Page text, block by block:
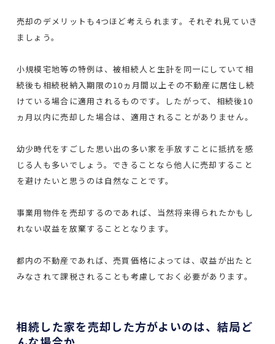
売却のデメリットも4つほど考えられます。それぞれ見ていき
ましょう。
小規模宅地等の特例は、被相続人と生計を同一にしていて相
続後も相続税納入期限の10ヵ月間以上その不動産に居住し続
けている場合に適用されるものです。したがって、相続後10
ヵ月以内に売却した場合は、適用されることがありません。
幼少時代をすごした思い出の多い家を手放すことに抵抗を感
じる人も多いでしょう。できることなら他人に売却すること
を避けたいと思うのは自然なことです。
事業用物件を売却するのであれば、当然将来得られたかもし
れない収益を放棄することとなります。
都内の不動産であれば、売買価格によっては、収益が出たと
みなされて課税されることも考慮しておく必要があります。
相続した家を売却した方がよいのは、結局ど